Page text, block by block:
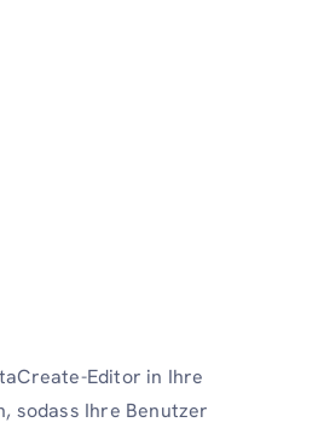
Editor in Ihre
sodass Ihre Benutzer